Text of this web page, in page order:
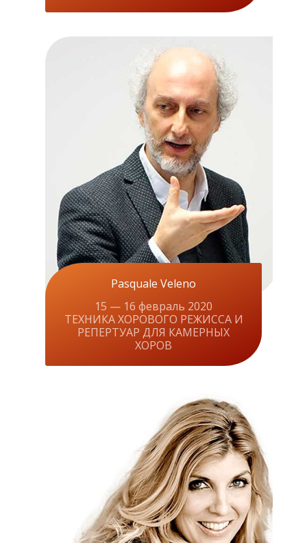
Pasquale Veleno
15 — 16 февраль 2020
ТЕХНИКА ХОРОВОГО РЕЖИССА И
РЕПЕРТУАР ДЛЯ КАМЕРНЫХ
ХОРОВ